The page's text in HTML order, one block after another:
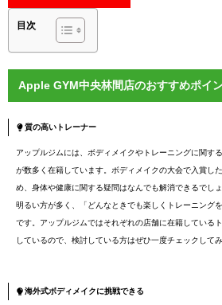
目次
Apple GYM中央林間店のおすすめポイ
質の高いトレーナー
アップルジムには、ボディメイクやトレーニングに関す
が数多く在籍しています。ボディメイクの大会で入賞し
め、身体や健康に関する疑問はなんでも解消できるでし
明るい方が多く、「どんなときでも楽しくトレーニング
です。アップルジムではそれぞれの店舗に在籍している
しているので、検討している方はぜひ一度チェックしてみ
海外式ボディメイクに挑戦できる